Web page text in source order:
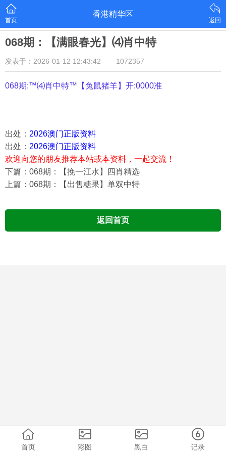
首页
香港精华区
返回
068期：【满眼春光】⑷肖中特
发表于：2026-01-12 12:43:42 1072357
068期:™⑷肖中特™【兔鼠猪羊】开:0000准
出处： 2026澳门正版资料
出处： 2026澳门正版资料
欢迎向您的朋友推荐本站或本资料，一起交流！
下篇：068期：【挽一江水】四肖精选
上篇：068期：【出售糖果】单双中特
返回首页
首页 彩图 黑白 记录